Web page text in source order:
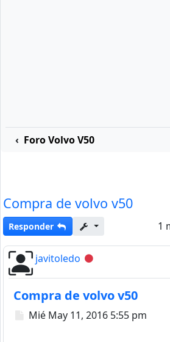
Foro Volvo V50
Compra de volvo v50
Responder 1
javitoledo Desconectado
Compra de volvo v50
Mensaje
Mié May 11, 2016 5:55 pm